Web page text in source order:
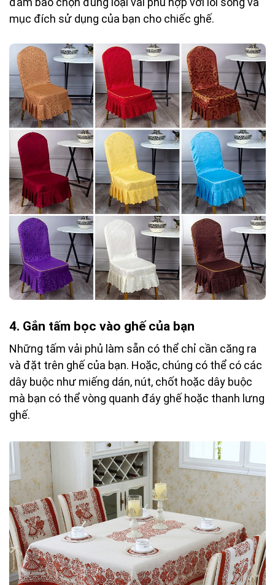
mục đích sử dụng của bạn cho chiếc ghế.
4. Gắn tấm bọc vào ghế của bạn
Những tấm vải phủ làm sẵn có thể chỉ cần căng ra
và đặt trên ghế của bạn. Hoặc, chúng có thể có các
dây buộc như miếng dán, nút, chốt hoặc dây buộc
mà bạn có thể vòng quanh đáy ghế hoặc thanh lưng
ghế.